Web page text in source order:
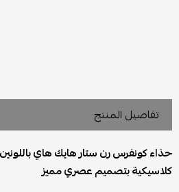
تفاصيل المنتج
حذاء كونفرس رن ستار هايك هاي
كلاسيكية بتصميم عصري مميز